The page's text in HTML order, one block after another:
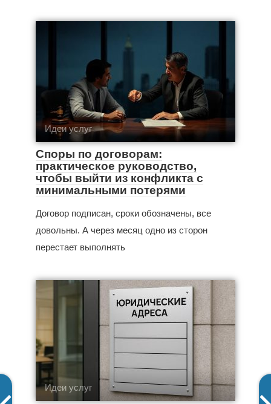
Идеи услуг
Споры по договорам:
практическое руководство,
чтобы выйти из конфликта с
минимальными потерями
Договор подписан, сроки обозначены, все
довольны. А через месяц одно из сторон
перестает выполнять
Идеи услуг